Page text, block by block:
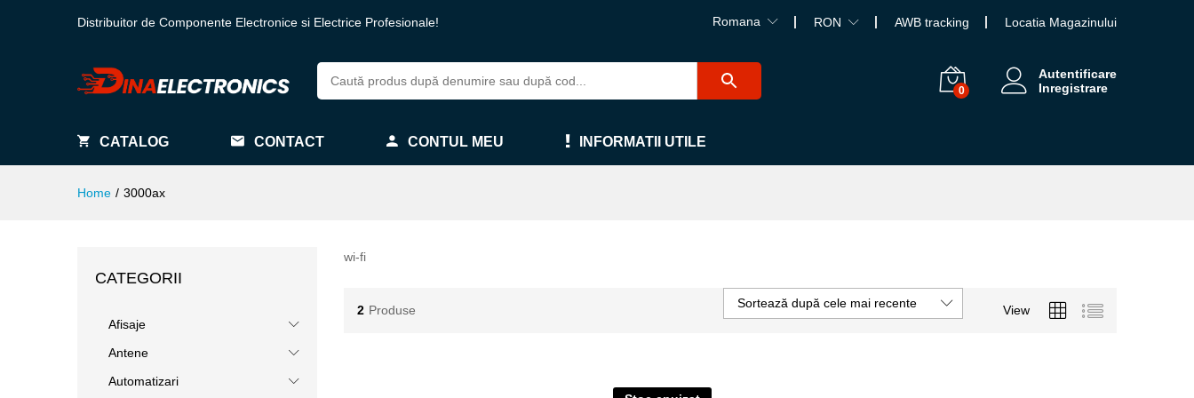
Distribuitor de Componente Electronice si Electrice Profesionale! Romana RON AWB tracking Locatia Magazinului
0
Autentificare
Inregistrare
CATALOG CONTACT CONTUL MEU INFORMATII UTILE
Home / 3000ax
wi-fi
2 Produse View
Sortează după cele mai recente
CATEGORII
Afisaje
Antene
Automatizari